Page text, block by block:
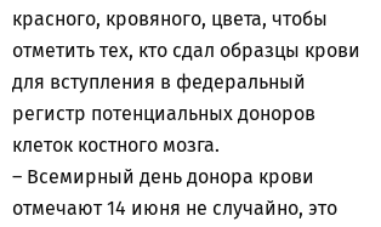
красного, кровяного, цвета, чтобы
отметить тех, кто сдал образцы крови
для вступления в федеральный
регистр потенциальных доноров
клеток костного мозга.
– Всемирный день донора крови
отмечают 14 июня не случайно, это